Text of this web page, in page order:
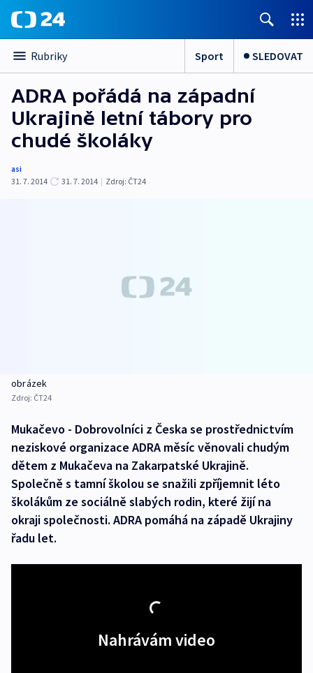
Rubriky Sport SLEDOVAT
ADRA pořádá na západní
Ukrajině letní tábory pro
chudé školáky
asi
31. 7. 2014
31. 7. 2014 | Zdroj: ČT24
obrázek
Zdroj: ČT24
Mukačevo - Dobrovolníci z Česka se prostřednictvím
neziskové organizace ADRA měsíc věnovali chudým
dětem z Mukačeva na Zakarpatské Ukrajině.
Společně s tamní školou se snažili zpříjemnit léto
školákům ze sociálně slabých rodin, které žijí na
okraji společnosti. ADRA pomáhá na západě Ukrajiny
řadu let.
Nahrávám video